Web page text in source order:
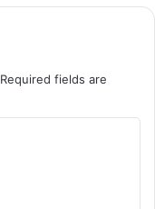
Required fields are